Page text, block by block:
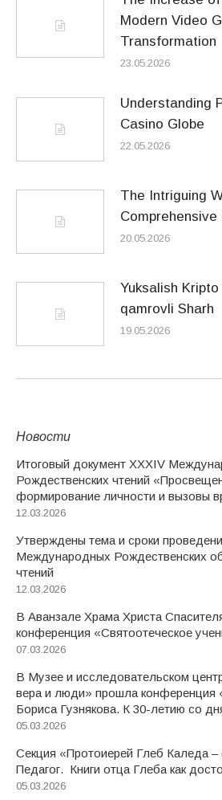
Modern Video
Transformation
23.05.2026
Understanding
Casino Globe
22.05.2026
The Intriguing
Comprehensive
20.05.2026
Yuksalish
qamrovli Sharh
19.05.2026
Новости
Итоговый документ XXХIV
Рождественских чтений
формирование личности и вызовы
12.03.2026
Утверждены тема и сроки
Международных Рождественских
чтений
12.03.2026
В Аванзале Храма Христа
конференция «Святоотеческое
07.03.2026
В Музее и исследовательском
вера и люди» прошла конференция
Бориса Гузнякова. К 30-летию со
05.03.2026
Секция «Протоиерей Глеб Каледа –
Педагог. Книги отца Глеба как
05.03.2026